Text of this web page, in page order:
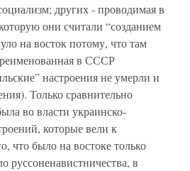
других - проводимая в
они считали “созданием
на восток потому, что там
в СССР
настроения не умерли и
Только сравнительно
во власти украинско-
которые вели к
что было на востоке только
руссоненавистничества, в